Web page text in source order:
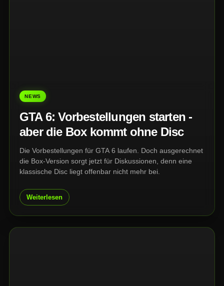
NEWS
GTA 6: Vorbestellungen starten -
aber die Box kommt ohne Disc
Die Vorbestellungen für GTA 6 laufen. Doch ausgerechnet
die Box-Version sorgt jetzt für Diskussionen, denn eine
klassische Disc liegt offenbar nicht mehr bei.
Weiterlesen